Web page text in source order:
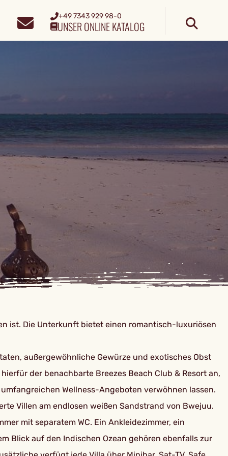
+49 7343 929 98-0
UNSER ONLINE KATALOG
ist. Die Unterkunft bietet einen romantisch-luxuriösen
außergewöhnliche Gewürze und exotisches Obst
der benachbarte Breezes Beach Club & Resort an,
Wellness-Angeboten verwöhnen lassen.
Villen am endlosen weißen Sandstrand von Bwejuu.
mit separatem WC. Ein Ankleidezimmer, ein
Blick auf den Indischen Ozean gehören ebenfalls zur